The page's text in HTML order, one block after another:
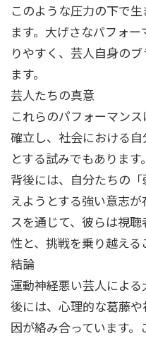
このような圧力の下で
ます。大げさなパフォ
りやすく、芸人自身の
ます。
芸人たちの真意
これらのパフォーマン
確立し、社会における
とする試みでもありま
背後には、自分たちの
えようとする強い意志
スを通じて、彼らは視
性と、挑戦を乗り越える
結論
運動神経悪い芸人によ
後には、心理的な葛藤
因が絡み合っています